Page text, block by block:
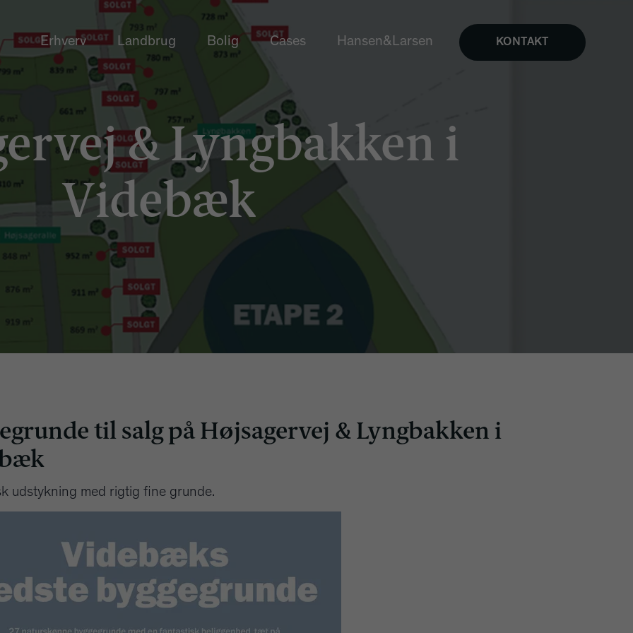
Erhverv Landbrug Bolig Cases Hansen&Larsen KONTAKT
& Lyngbakken i
Videbæk
til salg på Højsagervej & Lyngbakken i
udstykning med rigtig fine grunde.